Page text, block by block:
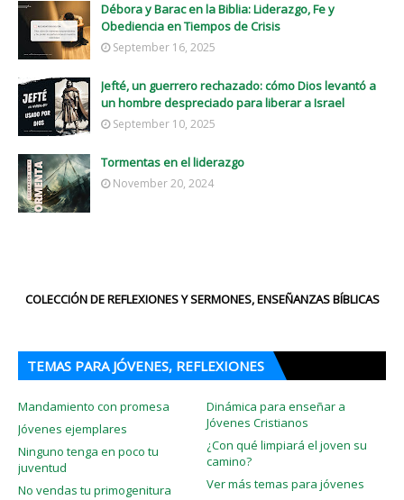
Débora y Barac en la Biblia: Liderazgo, Fe y
Obediencia en Tiempos de Crisis
September 16, 2025
Jefté, un guerrero rechazado: cómo Dios levantó a
un hombre despreciado para liberar a Israel
September 10, 2025
Tormentas en el liderazgo
November 20, 2024
COLECCIÓN DE REFLEXIONES Y SERMONES, ENSEÑANZAS BÍBLICAS
TEMAS PARA JÓVENES, REFLEXIONES
Mandamiento con promesa
Dinámica para enseñar a
Jóvenes Cristianos
Jóvenes ejemplares
¿Con qué limpiará el joven su
camino?
Ninguno tenga en poco tu
juventud
Ver más temas para jóvenes
No vendas tu primogenitura